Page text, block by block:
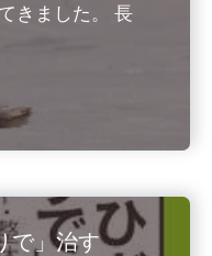
きました。 長
りで」治す